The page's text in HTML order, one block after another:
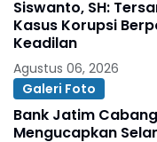
Siswanto, SH:
Kasus Korupsi
Keadilan
Agustus 06, 2026
Galeri Foto
Bank Jatim
Mengucapkan